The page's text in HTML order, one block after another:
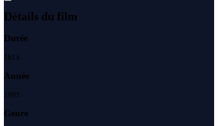
Détails du film
Durée
1 h 13
Année
1993
Genre